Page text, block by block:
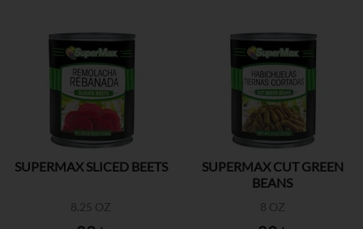
SUPERMAX SLICED BEETS
8.25 OZ
SUPERMAX CUT GREEN
BEANS
8 OZ